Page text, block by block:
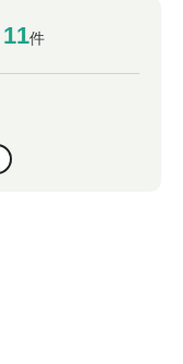
11件